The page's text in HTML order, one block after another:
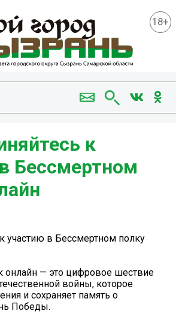
18+
к
Бессмертном
участию в Бессмертном полку
онлайн — это цифровое шествие
войны, которое
и сохраняет память о
Победы.